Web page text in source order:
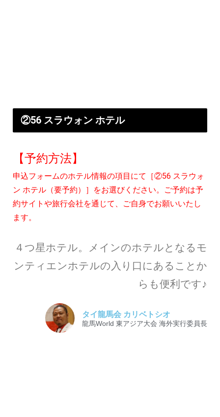
②56 スラウォン ホテル
【予約方法】
申込フォームのホテル情報の項目にて［②56 スラウォ
ン ホテル（要予約）］をお選びください。ご予約は予
約サイトや旅行会社を通じて、ご自身でお願いいたし
ます。
４つ星ホテル。メインのホテルとなるモ
ンティエンホテルの入り口にあることか
らも便利です♪
タイ龍馬会 カリベトシオ
龍馬World 東アジア大会 海外実行委員長